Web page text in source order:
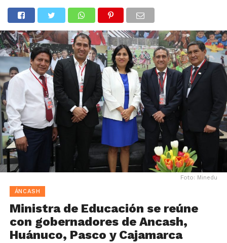
Foto: Minedu
ÁNCASH
Ministra de Educación se reúne
con gobernadores de Ancash,
Huánuco, Pasco y Cajamarca